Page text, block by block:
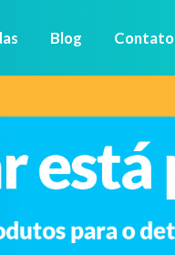
Blog Contato